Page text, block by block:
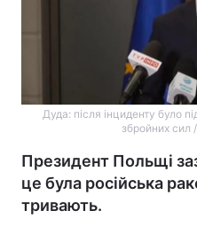
Дуда: після інциденту було
збройних сил
Президент Польщі
це була російська
тривають.